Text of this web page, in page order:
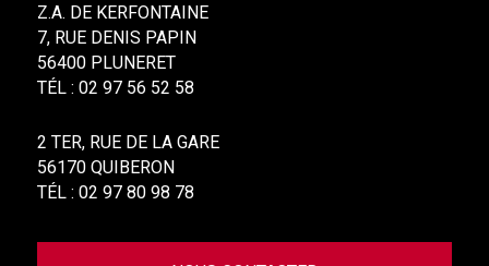
Z.A. DE KERFONTAINE
7, RUE DENIS PAPIN
56400 PLUNERET
TÉL : 02 97 56 52 58
2 TER, RUE DE LA GARE
56170 QUIBERON
TÉL : 02 97 80 98 78